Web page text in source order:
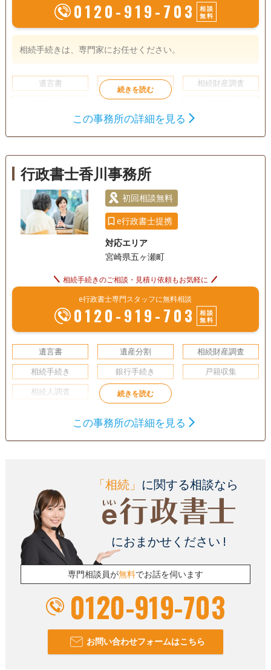
0120-919-703
相談
無料
相続手続きは、専門家にお任せください。
遺言書 遺産分割
相続財産調査
銀行手続き
この事務所の詳細を見る
行政書士香川事務所
初回相談無料
e行政書士提携
対応エリア
宮崎県五ヶ瀬町
相続手続きのご相談・見積り依頼もお気軽に
e行政書士専門スタッフに無料相談
0120-919-703
相談
無料
遺言書 遺産分割
相続財産調査
相続手続き
銀行手続き
戸籍収集
相続人調査
この事務所の詳細を見る
「相続」 に関する相談なら
におまかせください !
専門相談員が無料でお話を伺います
0120-919-703
お問い合わせフォームはこちら